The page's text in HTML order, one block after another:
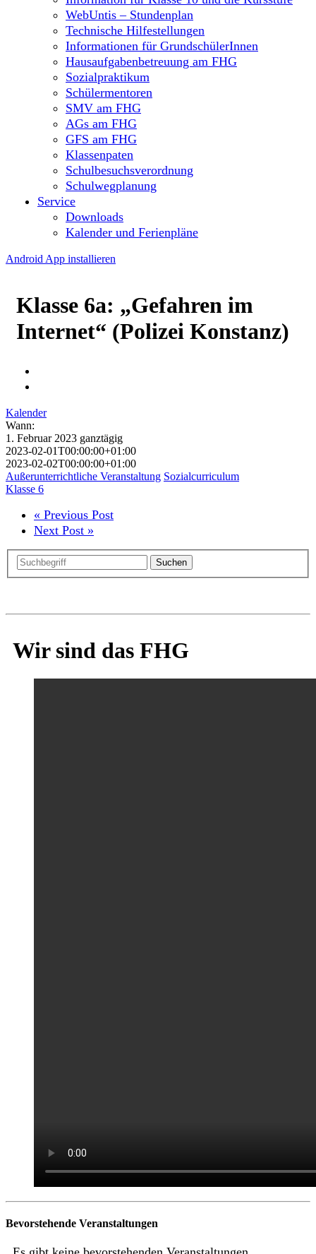
WebUntis – Stundenplan
Technische Hilfestellungen
Informationen für GrundschülerInnen
Hausaufgabenbetreuung am FHG
Sozialpraktikum
Schülermentoren
SMV am FHG
AGs am FHG
GFS am FHG
Klassenpaten
Schulbesuchsverordnung
Schulwegplanung
Service
Downloads
Kalender und Ferienpläne
Android App installieren
Klasse 6a: „Gefahren im
Internet“ (Polizei Konstanz)
Kalender
Wann:
1. Februar 2023 ganztägig
2023-02-01T00:00:00+01:00
2023-02-02T00:00:00+01:00
Außerunterrichtliche Veranstaltung Sozialcurriculum
Klasse 6
« Previous Post
Next Post »
Suchen
Wir sind das FHG
Bevorstehende Veranstaltungen